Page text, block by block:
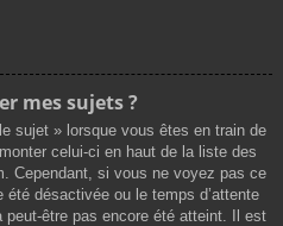
mes sujets ?
sujet » lorsque vous êtes en train de
celui-ci en haut de la liste des
Cependant, si vous ne voyez pas ce
désactivée ou le temps d’attente
peut-être pas encore été atteint. Il est